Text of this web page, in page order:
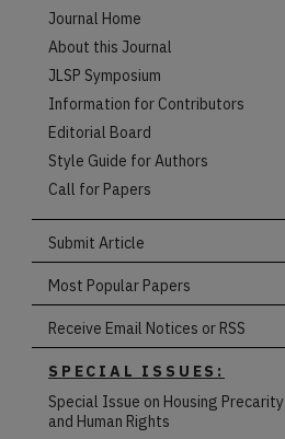
Journal Home
About this Journal
JLSP Symposium
Information for Contributors
Editorial Board
Style Guide for Authors
Call for Papers
Submit Article
Most Popular Papers
Receive Email Notices or RSS
SPECIAL ISSUES:
Special Issue on Housing Precarity
and Human Rights